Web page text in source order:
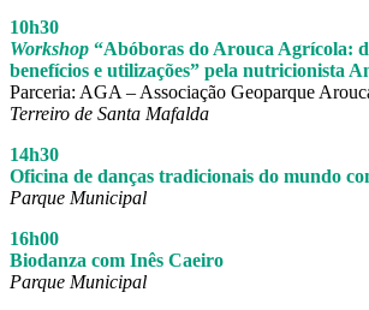
10h30
Workshop “Abóboras do Arouca Agrícola:
benefícios e utilizações” pela nutricionista
Parceria: AGA – Associação Geoparque
Terreiro de Santa Mafalda
14h30
Oficina de danças tradicionais do mundo
Parque Municipal
16h00
Biodanza com Inês Caeiro
Parque Municipal